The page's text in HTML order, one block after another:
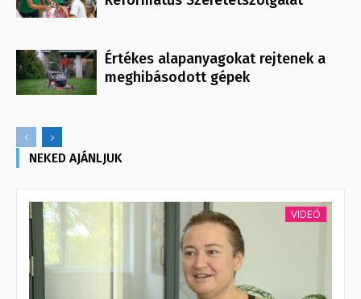
Értékes alapanyagokat rejtenek a
meghibásodott gépek
NEKED AJÁNLJUK
VIDEÓ